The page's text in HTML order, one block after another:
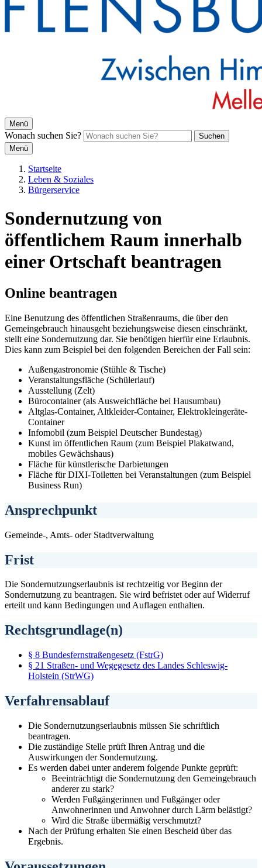
Menü
Wonach suchen Sie?
Suchen
Menü
Startseite
Leben & Soziales
Bürgerservice
Sondernutzung von
öffentlichem Raum innerhalb
einer Ortschaft beantragen
Online beantragen
Eine Benutzung des öffentlichen Straßenraums, die über den
Gemeingebrauch hinausgeht beziehungsweise diesen einschränkt,
stellt eine Sondernutzung dar. Sie benötigen hierfür eine Erlaubnis.
Dies kann zum Beispiel bei den folgenden Bereichen der Fall sein:
Außengastronomie (Stühle & Tische)
Veranstaltungsfläche (Schülerlauf)
Ausstellung (Zelt)
Bürocontainer (als Ausweichfläche bei Hausumbau)
Altglas-Container, Altkleider-Container, Elektrokleingeräte-
Container
Infomobil (zum Beispiel Deutscher Bundestag)
Kunst im öffentlichen Raum (zum Beispiel Plakatwand,
mobiles Gewächshaus)
Fläche für künstlerische Darbietungen
Fläche für DIXI-Toiletten bei Veranstaltungen (zum Beispiel
Business Run)
Ansprechpunkt
Gemeinde-, Amts- oder Stadtverwaltung
Frist
Die Sondernutzungserlaubnis ist rechtzeitig vor Beginn der
Sondernutzung zu beantragen. Sie wird befristet oder auf Widerruf
erteilt und kann Bedingungen und Auflagen enthalten.
Rechtsgrundlage(n)
§ 8 Bundesfernstraßengesetz (FstrG)
§ 21 Straßen- und Wegegesetz des Landes Schleswig-
Holstein (StrWG)
Verfahrensablauf
Die Sondernutzungserlaubnis müssen Sie schriftlich
beantragen.
Die zuständige Stelle prüft Ihren Antrag und die
Auswirkungen der Sondernutzung.
Es werden dabei unter anderem folgende Punkte geprüft:
Beeinträchtigt die Sondernutzung den Gemeingebrauch
anderer zu stark?
Werden Fußgängerinnen und Fußgänger oder
Anwohnerinnen und Anwohner durch Lärm belästigt?
Wird die Straße übermäßig verschmutzt?
Nach der Prüfung erhalten Sie einen Bescheid über das
Ergebnis.